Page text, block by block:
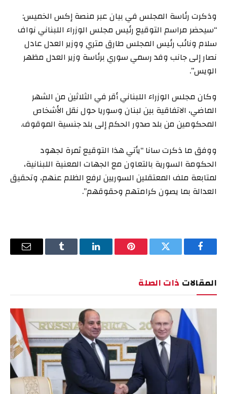
وذكرت رئاسة المجلس في بيان عبر منصة إكس الخميس:
“سيحضر مراسم التوقيع رئيس مجلس الوزراء اللبناني نواف
سلام ونائب رئيس المجلس طارق متري ووزير العدل عادل
نصار إلى جانب وفد رسمي سوري برئاسة وزير العدل مظهر
الويس”.
وكان مجلس الوزراء اللبناني أقر في الثلاثين من الشهر
الماضي، الاتفاقية بين لبنان وسوريا حول نقل الأشخاص
المحكومين من بلد صدور الحكم إلى بلد جنسية الموقوف.
ووفق ما ذكرت سانا “يأتي هذا التوقيع ثمرة لجهود
الحكومة السورية بالتعاون مع الجهات المعنية اللبنانية،
لمتابعة ملف المعتقلين السوريين لرفع الظلم عنهم، وتحقيق
العدالة بما يصون كرامتهم وحقوقهم”.
فيسبوك تويتر بينتيريستلينكدإن Tumblr
البريد
المقالات ذات الصلة